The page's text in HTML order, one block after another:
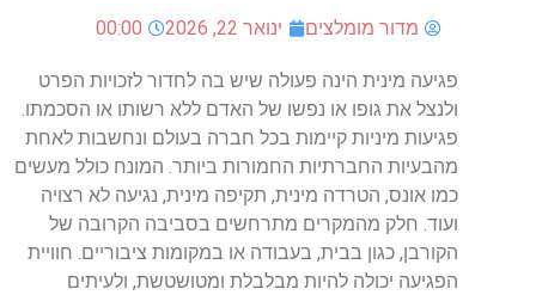
מדור מומלצים ינואר 22, 2026 00:00
פגיעה מינית הינה פעולה שיש בה לחדור לזכויות הפרט
ולנצל את גופו או נפשו של האדם ללא רשותו או הסכמתו.
פגיעות מיניות קיימות בכל חברה בעולם ונחשבות לאחת
מהבעיות החברתיות החמורות ביותר. המונח כולל מעשים
כמו אונס, הטרדה מינית, תקיפה מינית, נגיעה לא רצויה
ועוד. חלק מהמקרים מתרחשים בסביבה הקרובה של
הקורבן, כגון בבית, בעבודה או במקומות ציבוריים. חוויית
הפגיעה יכולה להיות מבלבלת ומטושטשת, ולעיתים